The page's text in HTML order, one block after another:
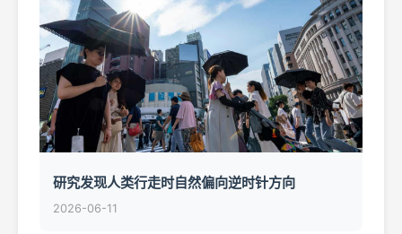
研究发现人类行走时自然偏向逆时针方向
2026-06-11